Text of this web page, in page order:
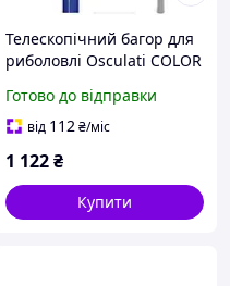
Телескопічний багор для
риболовлі Osculati COLOR
рукояткою та подвійним
захватом
Готово до відправки
від 112₴/міс
1 122₴
Купити